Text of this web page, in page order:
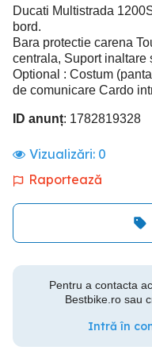
Ducati Multistrada
bord.
Bara protectie carena
centrala, Suport inaltare
Optional : Costum
de comunicare Cardo
ID anunț: 1782819328
Vizualizări: 0
Raportează
Pentru a contacta
Bestbike.ro sau
Intră în